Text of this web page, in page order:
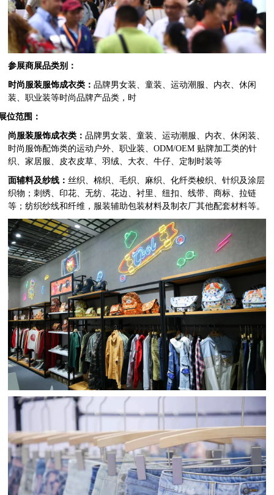
参展商展品类别：
时尚服装服饰成衣类：品牌男女装、童装、运动潮服、内衣、休闲
装、职业装等时尚品牌产品类，时
位范围：
尚服装服饰成衣类：品牌男女装、童装、运动潮服、内衣、休闲装、
时尚服饰配饰类的运动户外、职业装、ODM/OEM 贴牌加工类的针
织、家居服、皮衣皮草、羽绒、大衣、牛仔、定制时装等
面辅料及纱线：丝织、棉织、毛织、麻织、化纤类梭织、针织及涂层
织物；刺绣、印花、无纺、花边、衬里、纽扣、线带、商标、拉链
等；纺织纱线和纤维，服装辅助包装材料及制衣厂其他配套材料等。